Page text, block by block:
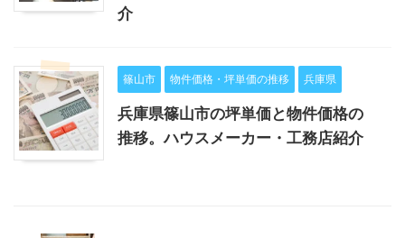
介
篠山市 物件価格・坪単価の推移 兵庫県
兵庫県篠山市の坪単価と物件価格の
推移。ハウスメーカー・工務店紹介